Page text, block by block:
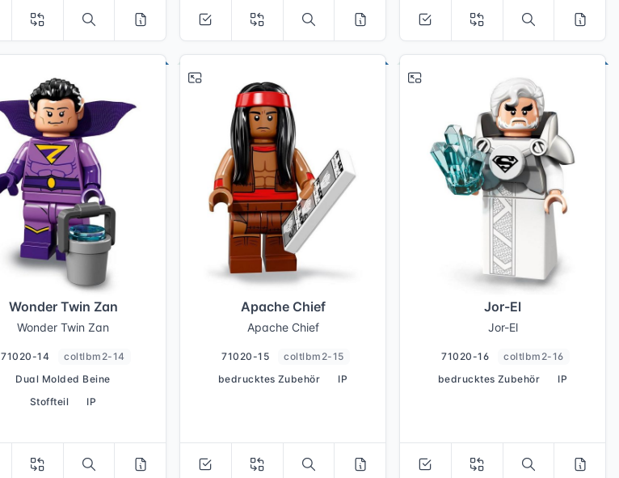
Wonder Twin Zan
Wonder Twin Zan
71020-14
coltlbm2-14
Dual Molded Beine
Stoffteil
IP
Apache Chief
Apache Chief
71020-15
coltlbm2-15
bedrucktes Zubehör
IP
Jor-El
Jor-El
71020-16
coltlbm2-16
bedrucktes Zubehör
IP